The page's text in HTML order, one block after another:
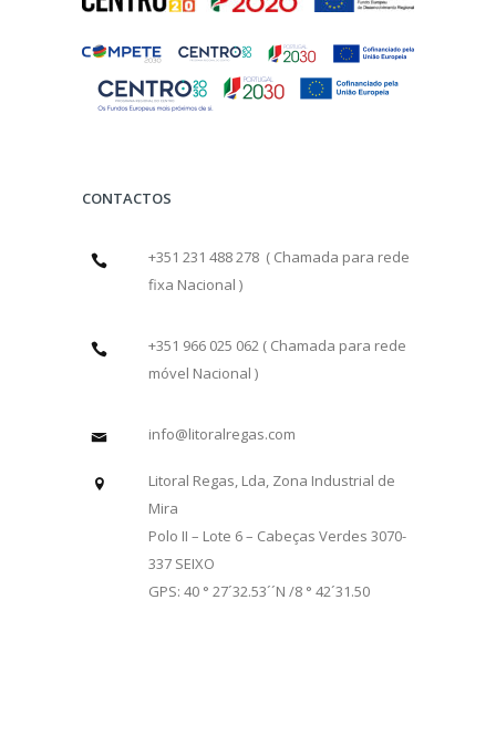
CONTACTOS
+351 231 488 278 ( Chamada para rede
fixa Nacional )
+351 966 025 062 ( Chamada para rede
móvel Nacional )
info@litoralregas.com
Litoral Regas, Lda, Zona Industrial de
Mira
Polo II – Lote 6 – Cabeças Verdes 3070-
337 SEIXO
GPS: 40 ° 27´32.53´´N /8 ° 42´31.50